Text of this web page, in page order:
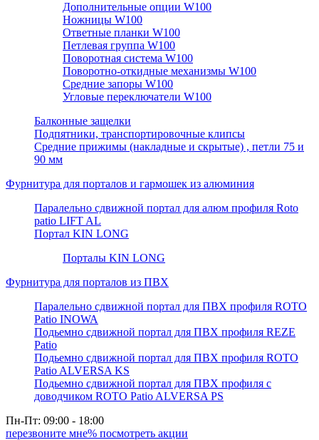
Дополнительные опции W100
Ножницы W100
Ответные планки W100
Петлевая группа W100
Поворотная система W100
Поворотно-откидные механизмы W100
Средние запоры W100
Угловые переключатели W100
Балконные защелки
Подпятники, транспортировочные клипсы
Средние прижимы (накладные и скрытые) , петли 75 и
90 мм
Фурнитура для порталов и гармошек из алюминия
Паралельно сдвижной портал для алюм профиля Roto
patio LIFT AL
Портал KIN LONG
Порталы KIN LONG
Фурнитура для порталов из ПВХ
Паралельно сдвижной портал для ПВХ профиля ROTO
Patio INOWA
Подьемно сдвижной портал для ПВХ профиля REZE
Patio
Подьемно сдвижной портал для ПВХ профиля ROTO
Patio ALVERSA KS
Подьемно сдвижной портал для ПВХ профиля с
доводчиком ROTO Patio ALVERSA PS
Пн-Пт: 09:00 - 18:00
перезвоните мне% посмотреть акции